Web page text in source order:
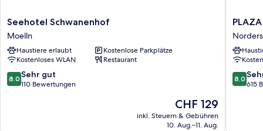
Seehotel
Schwanenhof
Moelln
Seehotel Schwanenhof
Moelln
Haustiere erlaubt
Kostenlose Parkplätze
Kostenloses WLAN
Restaurant
8.0
von
8.0 Sehr gut
110 Bewertungen
Der
Preis
beträgt
CHF 129
inkl. Steuern & Gebühren
10. Aug.–11. Aug.
PLAZA
INN
Hof
8.0
von
8.0
615